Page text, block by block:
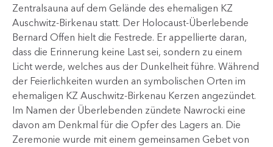
Zentralsauna auf dem Gelände des ehemaligen KZ
Auschwitz-Birkenau statt. Der Holocaust-Überlebende
Bernard Offen hielt die Festrede. Er appellierte daran,
dass die Erinnerung keine Last sei, sondern zu einem
Licht werde, welches aus der Dunkelheit führe. Während
der Feierlichkeiten wurden an symbolischen Orten im
ehemaligen KZ Auschwitz-Birkenau Kerzen angezündet.
Im Namen der Überlebenden zündete Nawrocki eine
davon am Denkmal für die Opfer des Lagers an. Die
Zeremonie wurde mit einem gemeinsamen Gebet von